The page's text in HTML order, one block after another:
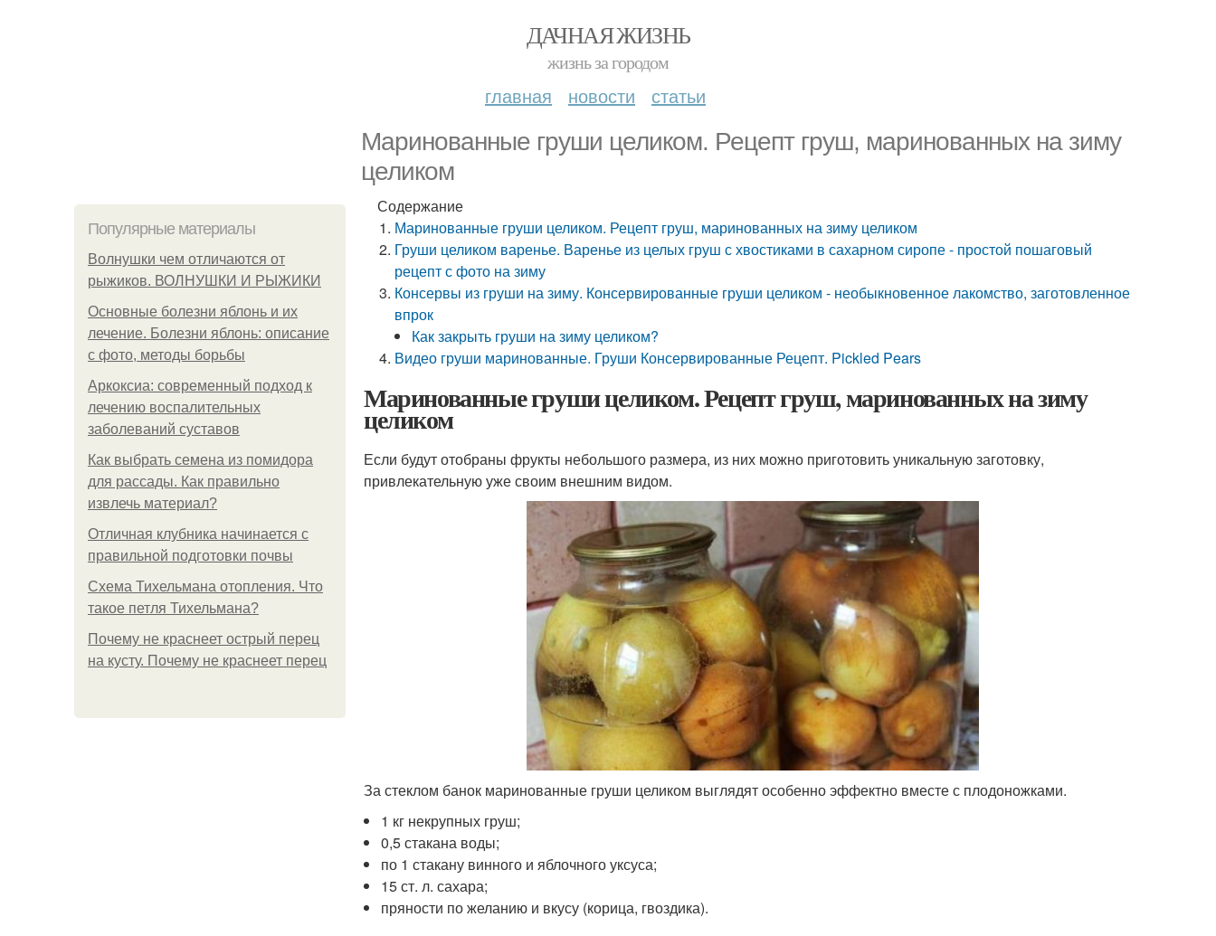
ДАЧНАЯ ЖИЗНЬ
жизнь за городом
главная новости статьи
Маринованные груши целиком. Рецепт груш, маринованных на зиму
целиком
Популярные материалы
Волнушки чем отличаются от
рыжиков. ВОЛНУШКИ И РЫЖИКИ
Основные болезни яблонь и их
лечение. Болезни яблонь: описание
с фото, методы борьбы
Аркоксиа: современный подход к
лечению воспалительных
заболеваний суставов
Как выбрать семена из помидора
для рассады. Как правильно
извлечь материал?
Отличная клубника начинается с
правильной подготовки почвы
Схема Тихельмана отопления. Что
такое петля Тихельмана?
Почему не краснеет острый перец
на кусту. Почему не краснеет перец
Содержание
Маринованные груши целиком. Рецепт груш, маринованных на зиму целиком
Груши целиком варенье. Варенье из целых груш с хвостиками в сахарном сиропе - простой пошаговый
рецепт с фото на зиму
Консервы из груши на зиму. Консервированные груши целиком - необыкновенное лакомство, заготовленное
впрок
Как закрыть груши на зиму целиком?
Видео груши маринованные. Груши Консервированные Рецепт. Pickled Pears
Маринованные груши целиком. Рецепт груш, маринованных на зиму
целиком
Если будут отобраны фрукты небольшого размера, из них можно приготовить уникальную заготовку,
привлекательную уже своим внешним видом.
За стеклом банок маринованные груши целиком выглядят особенно эффектно вместе с плодоножками.
1 кг некрупных груш;
0,5 стакана воды;
по 1 стакану винного и яблочного уксуса;
15 ст. л. сахара;
пряности по желанию и вкусу (корица, гвоздика).